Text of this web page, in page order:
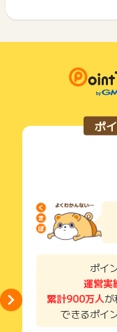
・受付番号が確認で
・広告主公式サイト
・虚偽、いたずら、
・遷移先ページ以外
・2回目以降のahamo
・過去に「ahamo」
・NTTドコモが提供
変更、オプション変
・広告主より不正等
・docomoのキャリ
・過去にahamo含め
・「JALモバイルオ
【お問い合わせにつ
い物を複数回ご利用
て一度でも同サービ
ご利用前には、
サービス・お買い物
法がある場合、必ず
了などのメールは、
獲得待ち・獲得失敗
メールを送っていた
そのため、紛失・破
ご注意ください。
(※) SafariやChrome
商品の交換や一部で
になる可能性もござ
条件を達成している
っているため、広告
そのため、ポイント
広告主様に直接行わ
容量たっぷり30GB、
24時間いつでも受け
MNP
ポ
ポイ
運営実
累計900万人が
できるポイ